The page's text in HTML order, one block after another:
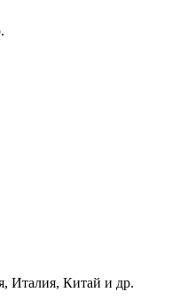
Италия, Китай и др.